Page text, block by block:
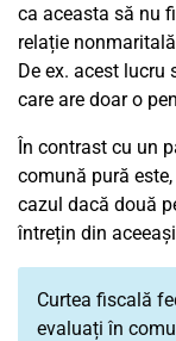
ca aceasta să nu
relație
De ex. acest lucru
care are doar o
În contrast cu un
comună pură
cazul dacă două
întrețin din
Curtea fiscală
evaluați în